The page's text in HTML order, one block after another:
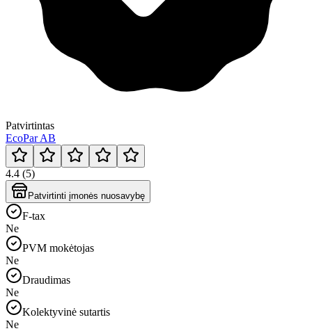
Patvirtintas
EcoPar AB
4.4 (5)
Patvirtinti įmonės nuosavybę
F-tax
Ne
PVM mokėtojas
Ne
Draudimas
Ne
Kolektyvinė sutartis
Ne